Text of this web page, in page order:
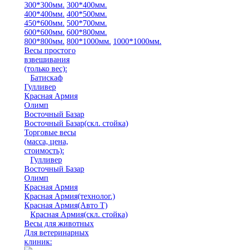
300*300мм. 300*400мм.
400*400мм. 400*500мм.
450*600мм. 500*700мм.
600*600мм. 600*800мм.
800*800мм. 800*1000мм. 1000*1000мм.
Весы простого
взвешивания
(только вес):
Батискаф
Гулливер
Красная Армия
Олимп
Восточный Базар
Восточный Базар(скл. стойка)
Торговые весы
(масса, цена,
стоимость):
Гулливер
Восточный Базар
Олимп
Красная Армия
Красная Армия(технолог.)
Красная Армия(Авто Т)
Красная Армия(скл. стойка)
Весы для животных
Для ветеринарных
клиник: